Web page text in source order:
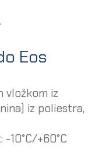
Eos
vložkom iz
iz poliestra,
+60°C